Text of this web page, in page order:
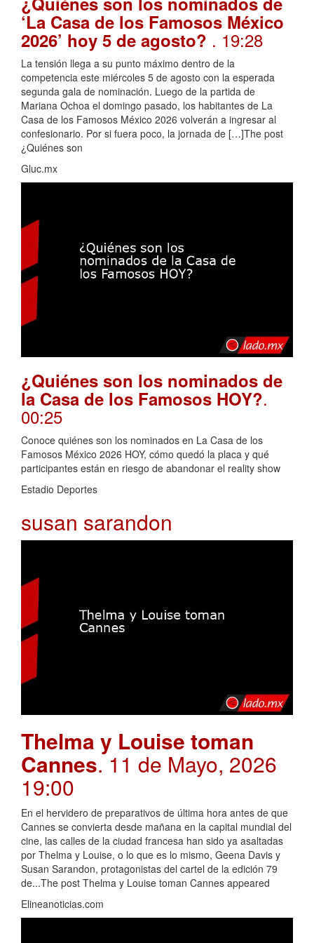
‘La Casa de los Famosos México
2026’ hoy 5 de agosto? . 19:28
La tensión llega a su punto máximo dentro de la
competencia este miércoles 5 de agosto con la esperada
segunda gala de nominación. Luego de la partida de
Mariana Ochoa el domingo pasado, los habitantes de La
Casa de los Famosos México 2026 volverán a ingresar al
confesionario. Por si fuera poco, la jornada de […]The post
¿Quiénes son
Gluc.mx
¿Quiénes son los nominados de
la Casa de los Famosos HOY?.
00:25
Conoce quiénes son los nominados en La Casa de los
Famosos México 2026 HOY, cómo quedó la placa y qué
participantes están en riesgo de abandonar el reality show
Estadio Deportes
susan sarandon
Thelma y Louise toman
Cannes. 11 de Mayo, 2026
19:00
En el hervidero de preparativos de última hora antes de que
Cannes se convierta desde mañana en la capital mundial del
cine, las calles de la ciudad francesa han sido ya asaltadas
por Thelma y Louise, o lo que es lo mismo, Geena Davis y
Susan Sarandon, protagonistas del cartel de la edición 79
de...The post Thelma y Louise toman Cannes appeared
Elineanoticias.com